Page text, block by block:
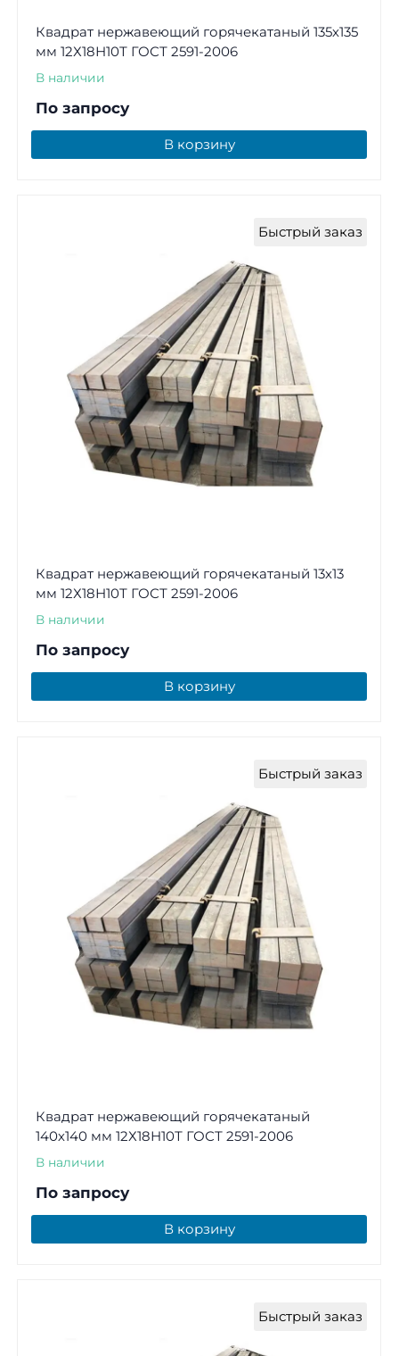
Квадрат нержавеющий горячекатаный 135х135
мм 12Х18Н10Т ГОСТ 2591-2006
В наличии
По запросу
В корзину
Быстрый заказ
Квадрат нержавеющий горячекатаный 13х13
мм 12Х18Н10Т ГОСТ 2591-2006
В наличии
По запросу
В корзину
Быстрый заказ
Квадрат нержавеющий горячекатаный
140х140 мм 12Х18Н10Т ГОСТ 2591-2006
В наличии
По запросу
В корзину
Быстрый заказ